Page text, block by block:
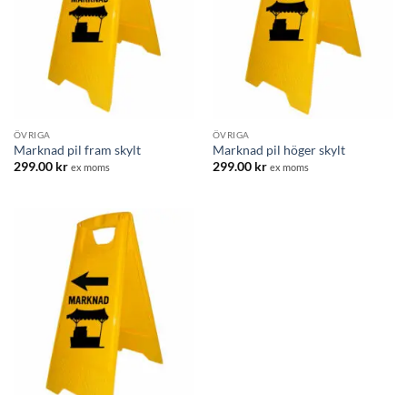
ÖVRIGA
Marknad pil fram skylt
299.00 kr ex moms
ÖVRIGA
Marknad pil höger skylt
299.00 kr ex moms